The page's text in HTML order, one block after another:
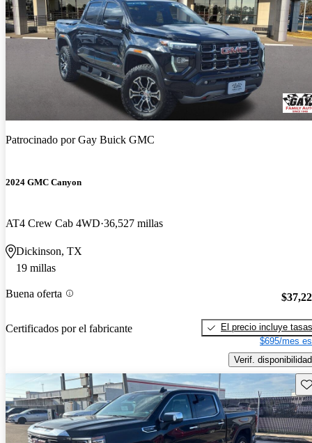
Patrocinado porGay Buick GMC
2024 GMC Canyon
AT4 Crew Cab 4WD 36,527 millas
Dickinson, TX
19 millas
Buena oferta
Certificados por el fabricante
El precio incluye tasas
$695/mes
Verif. disponibilidad